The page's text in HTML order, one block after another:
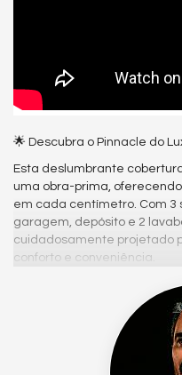
🌟 Descubra o Pinnacle do
Esta deslumbrante
uma obra-prima,
em cada centímetro. Com 3
garagem, depósito e 2
cuidadosamente projetado
conforto e conveniência.
Adentre e seja recebido por
receber amigos e
oferece uma vista
extensão da cobertura.
oferecidas pelo quarto de